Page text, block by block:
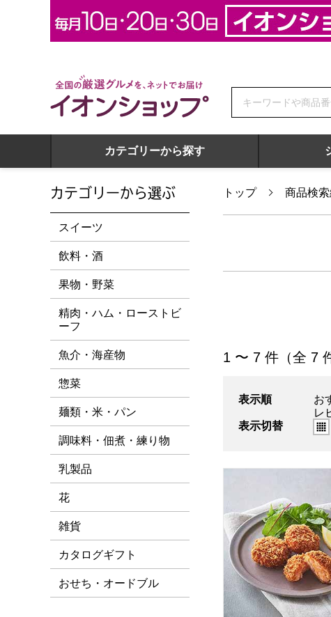
全国の厳選グルメを、ネットでお届け イオンショップ
カテゴリーから探す
トップ 商品検
[すべて/RFFF] 一覧
1 〜 7 件（全 7
表示順 お
レ
表示切替
ロック・フィール
カテゴリーから選ぶ
スイーツ
飲料・酒
果物・野菜
精肉・ハム・ローストビ
ーフ
魚介・海産物
惣菜
麺類・米・パン
調味料・佃煮・練り物
乳製品
花
雑貨
カタログギフト
おせち・オードブル